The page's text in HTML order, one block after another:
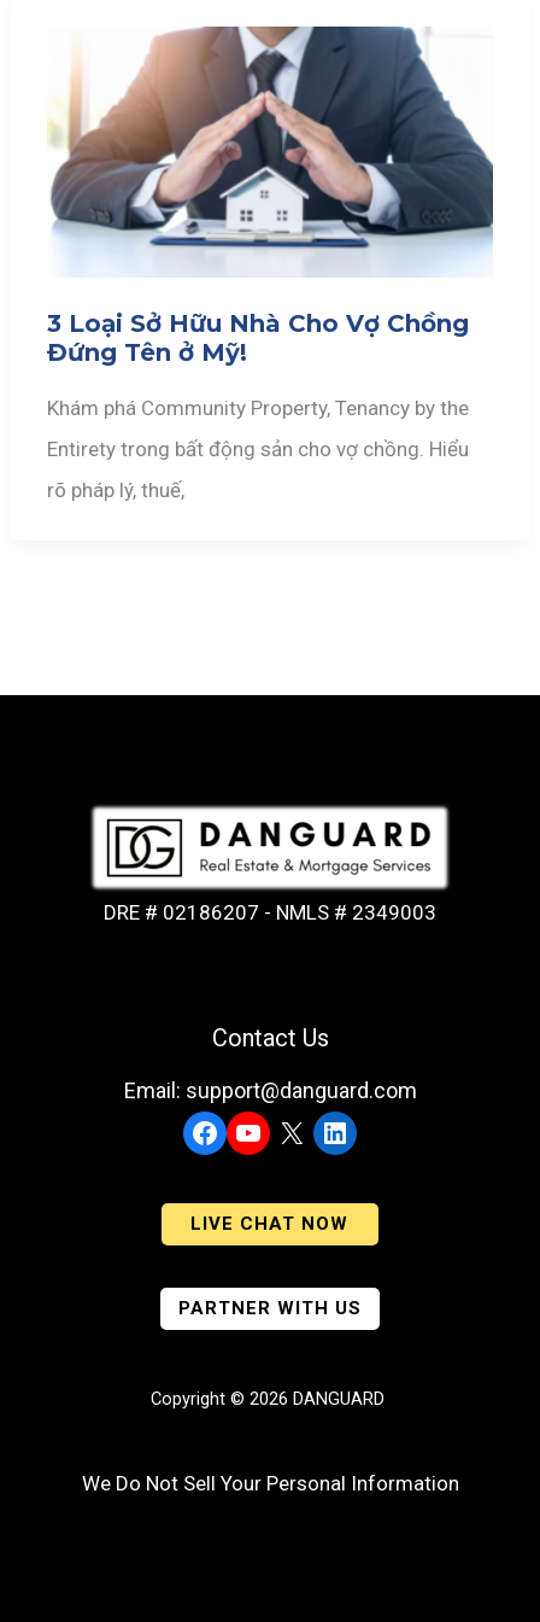
3 Loại Sở Hữu Nhà Cho Vợ Chồng
Đứng Tên ở Mỹ!
Khám phá Community Property, Tenancy by the
Entirety trong bất động sản cho vợ chồng. Hiểu
rõ pháp lý, thuế,
DRE # 02186207 - NMLS # 2349003
Contact Us
Email: support@danguard.com
Facebook
YouTubeLinkedIn
LIVE CHAT NOW
PARTNER WITH US
Copyright © 2026 DANGUARD
We Do Not Sell Your Personal Information